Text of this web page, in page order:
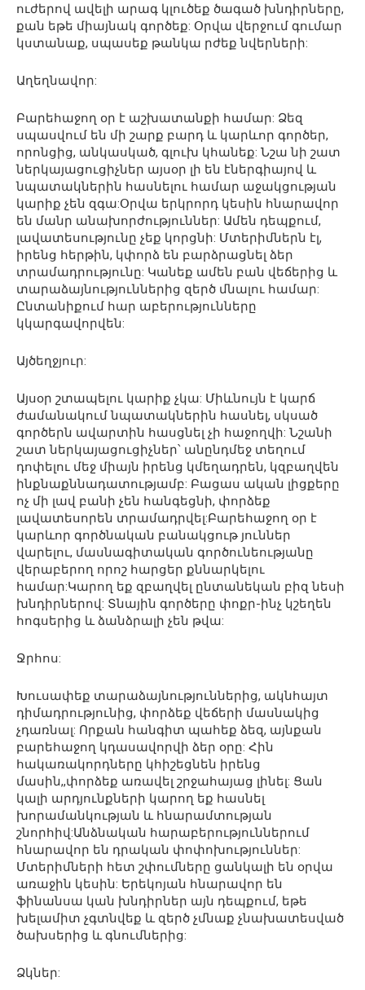
ուժերով ավելի արագ կլուծեք ծագած խնդիրները,
քան եթե միայնակ գործեք: Օրվա վերջում գումար
կստանաք, սպասեք թանկա րժեք նվերների:
Աղեղնավոր:
Բարեհաջող օր է աշխատանքի համար: Ձեզ
սպասվում են մի շարք բարդ և կարևոր գործեր,
որոնցից, անկասկած, գլուխ կհանեք: Նշա նի շատ
ներկայացուցիչներ այսօր լի են էներգիայով և
նպատակներին հասնելու համար աջակցության
կարիք չեն զգա:Օրվա երկրորդ կեսին հնարավոր
են մանր անախորժություններ: Ամեն դեպքում,
լավատեսությունը չեք կորցնի: Մտերիմներն էլ,
իրենց հերթին, կփորձ են բարձրացնել ձեր
տրամադրությունը: Կանեք ամեն բան վեճերից և
տարաձայնություններից զերծ մնալու համար:
Ընտանիքում հար աբերությունները
կկարգավորվեն:
Այծեղջյուր:
Այսօր շտապելու կարիք չկա: Միևնույն է կարճ
ժամանակում նպատակներին հասնել, սկսած
գործերն ավարտին հասցնել չի հաջողվի: Նշանի
շատ ներկայացուցիչներ՝ անընդմեջ տեղում
դոփելու մեջ միայն իրենց կմեղադրեն, կզբաղվեն
ինքնաքննադատությամբ: Բացաս ական լիցքերը
ոչ մի լավ բանի չեն հանգեցնի, փորձեք
լավատեսորեն տրամադրվել:Բարեհաջող օր է
կարևոր գործնական բանակցութ յուններ
վարելու, մասնագիտական գործունեությանը
վերաբերող որոշ հարցեր քննարկելու
համար:Կարող եք զբաղվել ընտանեկան բիզ նեսի
խնդիրներով: Տնային գործերը փոքր-ինչ կշեղեն
հոգսերից և ձանձրալի չեն թվա:
Ջրհոս:
Խուսափեք տարաձայնություններից, ակնհայտ
դիմադրությունից, փորձեք վեճերի մասնակից
չդառնալ: Որքան հանգիտ պահեք ձեզ, այնքան
բարեհաջող կդասավորվի ձեր օրը: Հին
հակառակորդները կհիշեցնեն իրենց
մասին,,փորձեք առավել շրջահայաց լինել: Ցան
կալի արդյունքների կարող եք հասնել
խորամանկության և հնարամտության
շնորհիվ:Անձնական հարաբերություններում
հնարավոր են դրական փոփոխություններ:
Մտերիմների հետ շփումները ցանկալի են օրվա
առաջին կեսին: Երեկոյան հնարավոր են
ֆինանսա կան խնդիրներ այն դեպքում, եթե
խելամիտ չգտնվեք և զերծ չմնաք չնախատեսված
ծախսերից և գնումներից:
Ձկներ: